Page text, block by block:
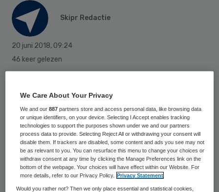
Skipr Redactie
20 juni 2018, 09:24
46 keer gelezen
benoemd tot voorzitter van PGGM
Coöperatie UA. Bussemaker neemt op 21 juli
2018 het stokje over van Frank de Grave.
Hij verlaat het coöperatiebestuur na de
maximale zittingstermijn van acht jaar.
“Het coöperatiebestuur heeft een
We Care About Your Privacy
We and our887 partners store and access personal data, like browsing data
or unique identifiers, on your device. Selecting I Accept enables tracking
technologies to support the purposes shown under we and our partners
process data to provide. Selecting Reject All or withdrawing your consent will
disable them. If trackers are disabled, some content and ads you see may not
be as relevant to you. You can resurface this menu to change your choices or
withdraw consent at any time by clicking the Manage Preferences link on the
bottom of the webpage. Your choices will have effect within our Website. For
more details, refer to our Privacy Policy.
Privacy Statement
Would you rather not? Then we only place essential and statistical cookies,